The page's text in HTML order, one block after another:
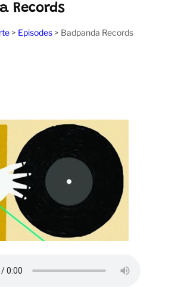
Records
> Episodes> Badpanda Records